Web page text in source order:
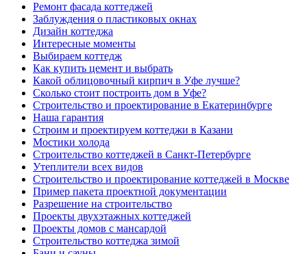
Ремонт фасада коттеджей
Заблуждения о пластиковых окнах
Дизайн коттеджа
Интересные моменты
Выбираем коттедж
Как купить цемент и выбрать
Какой облицовочный кирпич в Уфе лучше?
Сколько стоит построить дом в Уфе?
Строительство и проектирование в Екатеринбурге
Наша гарантия
Строим и проектируем коттеджи в Казани
Мостики холода
Строительство коттеджей в Санкт-Петербурге
Утеплители всех видов
Строительство и проектирование коттеджей в Москве
Пример пакета проектной документации
Разрешение на строительство
Проекты двухэтажных коттеджей
Проекты домов с мансардой
Строительство коттеджа зимой